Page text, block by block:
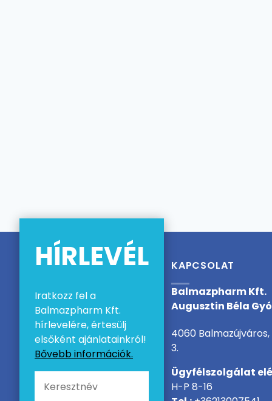
HÍRLEVÉL
Iratkozz fel a
Balmazpharm Kft.
hírlevelére, értesülj
elsőként ajánlatainkról!
Bővebb információk.
KAPCSOLAT
Balmazpharm Kft.
Augusztin Béla
4060 Balmazújváros,
3.
Ügyfélszolgálat
H-P 8-16